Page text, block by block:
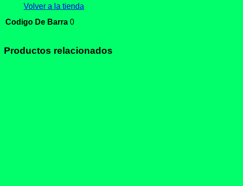
Volver a la tienda
Codigo De Barra 0
Productos relacionados